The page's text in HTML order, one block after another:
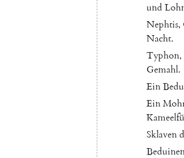
und
Nephtis,
Nacht.
Typhon,
Gemahl.
Ein
Ein
Sklaven